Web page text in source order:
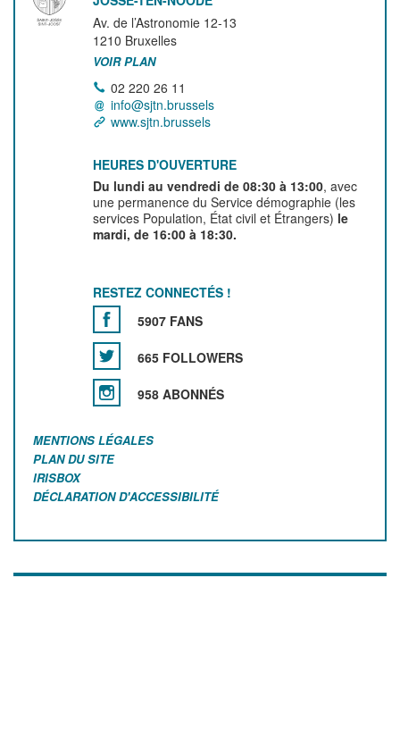
Av. de l’Astronomie 12-13
1210 Bruxelles
VOIR PLAN
02 220 26 11
info@sjtn.brussels
www.sjtn.brussels
HEURES D'OUVERTURE
Du lundi au vendredi de 08:30 à 13:00, avec
une permanence du Service démographie (les
services Population, État civil et Étrangers) le
mardi, de 16:00 à 18:30.
RESTEZ CONNECTÉS !
5907 FANS
665 FOLLOWERS
958 ABONNÉS
MENTIONS LÉGALES
PLAN DU SITE
IRISBOX
DÉCLARATION D'ACCESSIBILITÉ